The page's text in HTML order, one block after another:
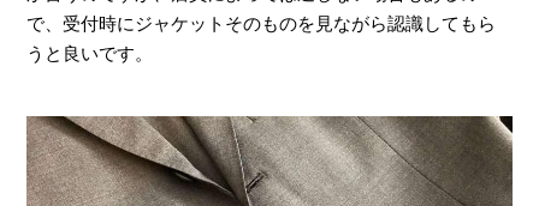
で、受付時にジャケットそのものを見ながら認識してもら
うと良いです。